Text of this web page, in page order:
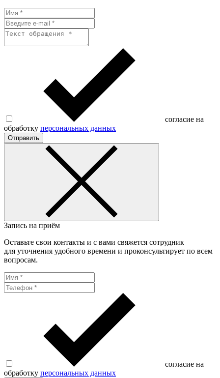
согласие на
обработку персональных данных
Отправить
Запись на приём
Оставьте свои контакты и с вами свяжется сотрудник
для уточнения удобного времени и проконсультирует по всем
вопросам.
согласие на
обработку персональных данных